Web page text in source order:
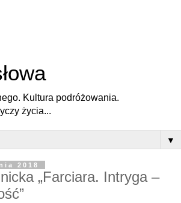
Kultura podróżowania.
życia...
▼
2018
„Farciara. Intryga –